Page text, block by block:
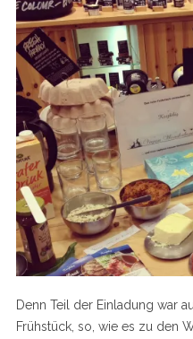
Denn Teil der Einladung war
Frühstück, so, wie es zu den